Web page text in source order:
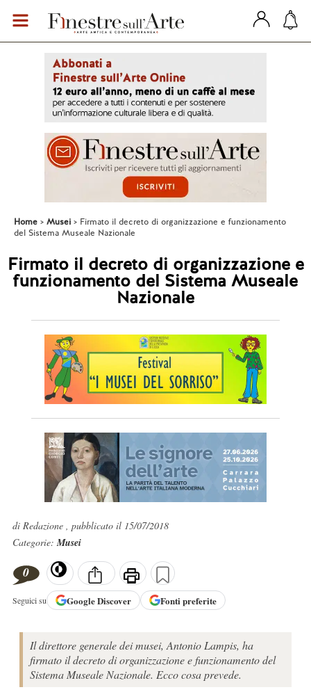
Home Musei
Firmato il decreto di organizzazione e funzionamento
del Sistema Museale Nazionale
Firmato il decreto di organizzazione e
funzionamento del Sistema Museale
Nazionale
di Redazione , pubblicato il 15/07/2018
Categorie:Musei
0
Seguici su GoogleDiscover Fonti preferite
Il direttore generale dei musei, Antonio Lampis, ha
firmato il decreto di organizzazione e funzionamento del
Sistema Museale Nazionale. Ecco cosa prevede.